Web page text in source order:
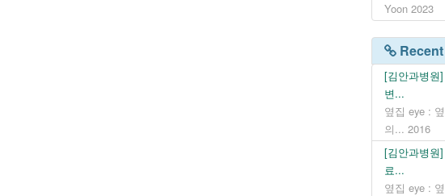
Yoon 2023
[김안과병원
변...
옆집 eye :
의... 2016
[김안과병원
료...
옆집 eye :